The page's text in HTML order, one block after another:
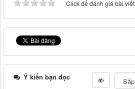
Click để đánh giá bài viết
Ý kiến bạn đọc